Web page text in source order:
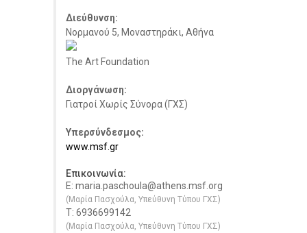
Διεύθυνση:
Νορμανού 5, Μοναστηράκι, Αθήνα
The Art Foundation
Διοργάνωση:
Γιατροί Χωρίς Σύνορα (ΓΧΣ)
Υπερσύνδεσμος:
www.msf.gr
Επικοινωνία:
E: maria.paschoula@athens.msf.org
(Μαρία Πασχούλα, Υπεύθυνη Τύπου ΓΧΣ)
Τ: 6936699142
(Μαρία Πασχούλα, Υπεύθυνη Τύπου ΓΧΣ)